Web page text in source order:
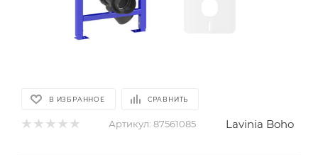
В ИЗБРАННОЕ СРАВНИТЬ
Артикул: 87561085 Lavinia Boho